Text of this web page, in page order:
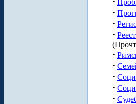
·
·
·
·
·
·
·
·